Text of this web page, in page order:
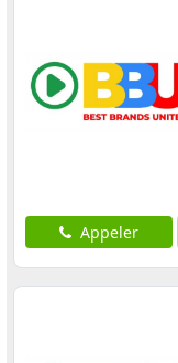
Appeler